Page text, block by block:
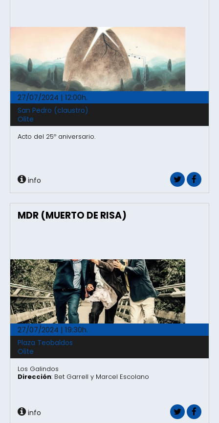
27/07/2024 | 12:00h.
San Pedro (claustro)
Olite
Acto del 25º aniversario.
info
MDR (MUERTO DE RISA)
27/07/2024 | 19:30h.
Plaza Teobaldos
Olite
Los Galindos
Dirección: Bet Garrell y Marcel Escolano
info